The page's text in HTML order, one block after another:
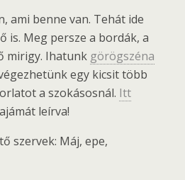
ami benne van. Tehát ide
is. Meg persze a bordák, a
mirigy. Ihatunk görögszéna
egy kicsit több
a szokásosnál. Itt
leírva!
szervek: Máj, epe,